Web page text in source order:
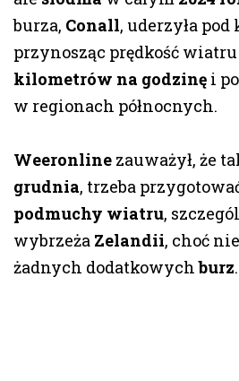
burza, Conall, uderzyła
przynosząc prędkość
kilometrów na godzinę i
w regionach północnych.
Weeronline zauważył, że
grudnia, trzeba
podmuchy wiatru,
wybrzeża Zelandii, choć
żadnych dodatkowychburz.